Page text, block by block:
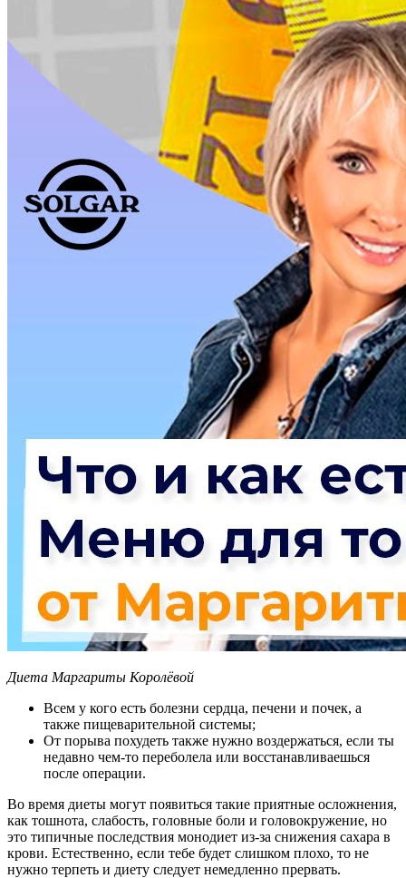
Диета Маргариты Королёвой
Всем у кого есть болезни сердца, печени и почек, а
также пищеварительной системы;
От порыва похудеть также нужно воздержаться, если ты
недавно чем-то переболела или восстанавливаешься
после операции.
Во время диеты могут появиться такие приятные осложнения,
как тошнота, слабость, головные боли и головокружение, но
это типичные последствия монодиет из-за снижения сахара в
крови. Естественно, если тебе будет слишком плохо, то не
нужно терпеть и диету следует немедленно прервать.